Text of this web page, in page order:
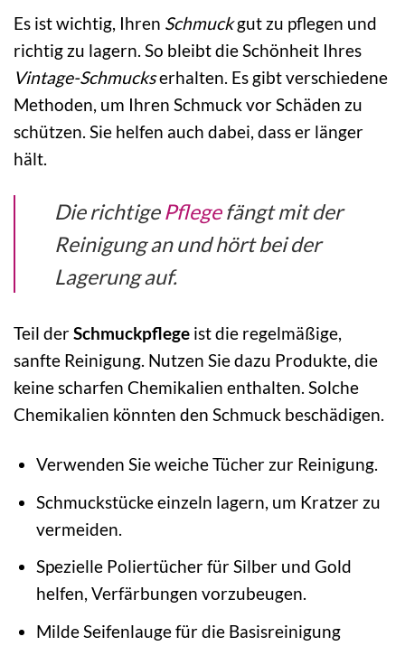
Es ist wichtig, Ihren Schmuckgut zu pflegen und
richtig zu lagern. So bleibt die Schönheit Ihres
Vintage-Schmuckserhalten. Es gibt verschiedene
Methoden, um Ihren Schmuck vor Schäden zu
schützen. Sie helfen auch dabei, dass er länger
hält.
Die richtigePflegefängt mit der
Reinigung an und hört bei der
Lagerung auf.
Teil derSchmuckpflege ist die regelmäßige,
sanfte Reinigung. Nutzen Sie dazu Produkte, die
keine scharfen Chemikalien enthalten. Solche
Chemikalien könnten den Schmuck beschädigen.
Verwenden Sie weiche Tücher zur Reinigung.
Schmuckstücke einzeln lagern, um Kratzer zu
vermeiden.
Spezielle Poliertücher für Silber und Gold
helfen, Verfärbungen vorzubeugen.
Milde Seifenlauge für die Basisreinigung